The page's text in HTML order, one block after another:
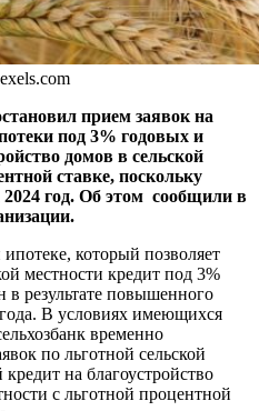
прием заявок на
под 3% годовых и
домов в сельской
ставке, поскольку
год. Об этом сообщили в
который позволяет
местности кредит под 3%
в результате повышенного
В условиях имеющихся
временно
по льготной сельской
на благоустройство
с льготной процентной